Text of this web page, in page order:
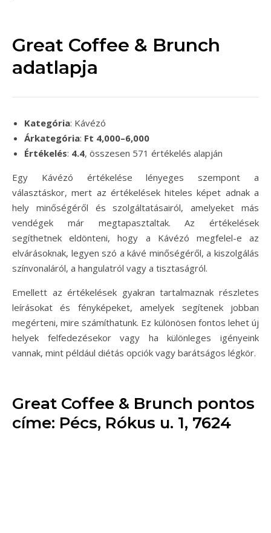
Great Coffee & Brunch
adatlapja
Kategória: Kávézó
Árkategória: Ft 4,000–6,000
Értékelés: 4.4, összesen 571 értékelés alapján
Egy Kávézó értékelése lényeges szempont a
választáskor, mert az értékelések hiteles képet adnak a
hely minőségéről és szolgáltatásairól, amelyeket más
vendégek már megtapasztaltak. Az értékelések
segíthetnek eldönteni, hogy a Kávézó megfelel-e az
elvárásoknak, legyen szó a kávé minőségéről, a kiszolgálás
színvonaláról, a hangulatról vagy a tisztaságról.
Emellett az értékelések gyakran tartalmaznak részletes
leírásokat és fényképeket, amelyek segítenek jobban
megérteni, mire számíthatunk. Ez különösen fontos lehet új
helyek felfedezésekor vagy ha különleges igényeink
vannak, mint például diétás opciók vagy barátságos légkör.
Great Coffee & Brunch pontos
címe: Pécs, Rókus u. 1, 7624